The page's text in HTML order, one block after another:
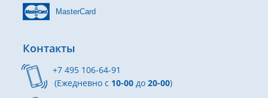
MasterCard
Контакты
+7 495 106-64-91
(Ежедневно с 10-00 до 20-00)